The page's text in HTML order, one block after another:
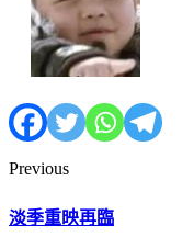
Previous
淡季重映再臨